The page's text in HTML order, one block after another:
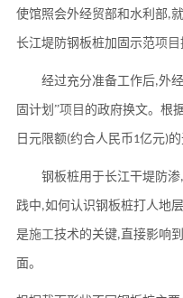
使馆照会外经贸部和水利部,
长江堤防钢板桩加固示范项目
经过充分准备工作后,外
固计划”项目 的政府换文。根
日元限额(约合人民币 1亿元)的
钢板桩用于长江干堤防渗,
践中,如何认识钢板桩打人地
是施工技术的关键, 直接影响到
面。